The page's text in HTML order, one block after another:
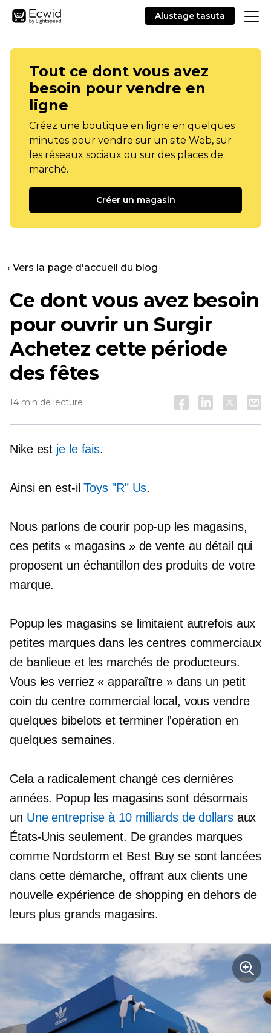
Alustage tasuta
Tout ce dont vous avez
besoin pour vendre en
ligne
Créez une boutique en ligne en quelques
minutes pour vendre sur un site Web, sur
les réseaux sociaux ou sur des places de
marché.
Créer un magasin
‹ Vers la page d'accueil du blog
Ce dont vous avez besoin
pour ouvrir unSurgir
Achetez cette période
des fêtes
14 min de lecture
Nike est je le fais.
Ainsi en est-ilToys "R" Us.
Nous parlons de courir pop-up les magasins,
ces petits « magasins » de vente au détail qui
proposent un échantillon des produits de votre
marque.
Popuples magasins se limitaient autrefois aux
petites marques dans les centres commerciaux
de banlieue et les marchés de producteurs.
Vous les verriez « apparaître » dans un petit
coin du centre commercial local, vous vendre
quelques bibelots et terminer l'opération en
quelques semaines.
Cela a radicalement changé ces dernières
années. Popuples magasins sont désormais
un Une entreprise à 10 milliards de dollarsaux
États-Unis seulement. De grandes marques
comme Nordstorm et Best Buy se sont lancées
dans cette démarche, offrant aux clients une
nouvelle expérience de shopping en dehors de
leurs plus grands magasins.